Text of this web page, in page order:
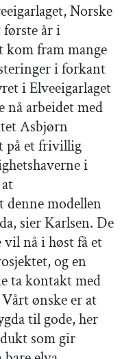
Norske
første år i
kom fram mange
i forkant
i Elveeigarlaget
nå arbeidet med
Asbjørn
på et frivillig
i
denne modellen
sier Karlsen. De
vil nå i høst få et
og en
ta kontakt med
ønske er at
til gode, her
som gir